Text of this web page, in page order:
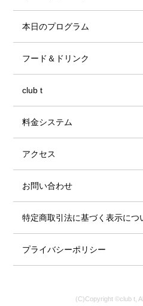
本日のプログラム
フード＆ドリンク
club t
料金システム
アクセス
お問い合わせ
特定商取引法に基づく表示につ
プライバシーポリシー
(C)Copyright ©club t,